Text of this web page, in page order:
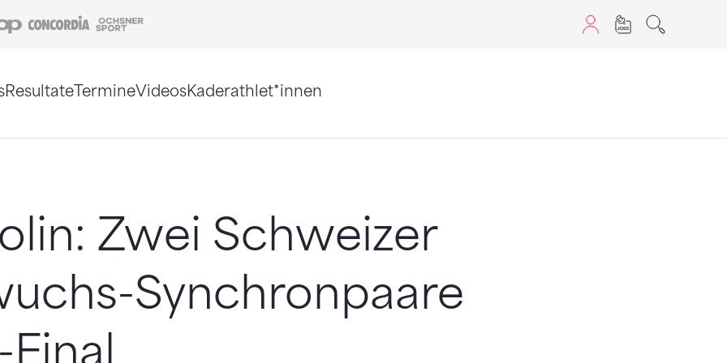
Coop Concordia
ResultateTermineVideosKaderathlet*innen
Zwei Schweizer
Synchronpaare